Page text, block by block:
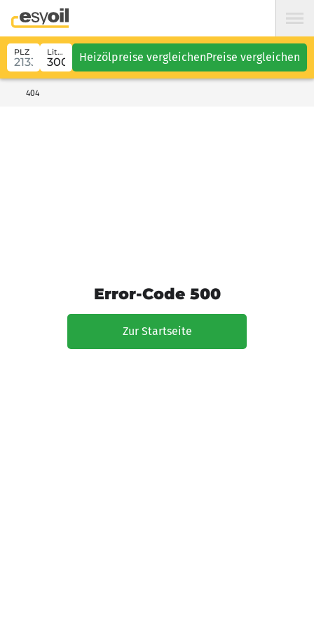
PLZ Liter Heizölpreise vergleichenPreise vergleichen
404
Error-Code 500
Zur Startseite